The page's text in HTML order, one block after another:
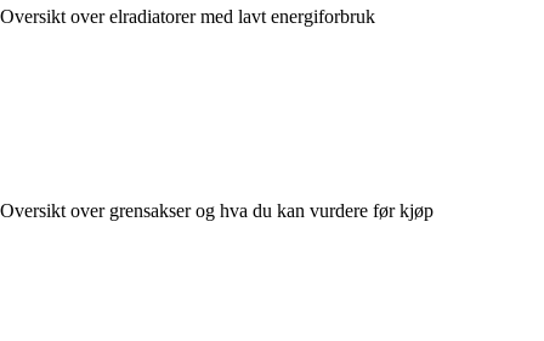
Oversikt over elradiatorer med lavt energiforbruk
Oversikt over grensakser og hva du kan vurdere før kjøp